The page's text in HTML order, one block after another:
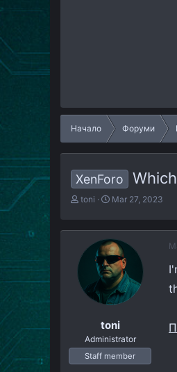
Начало Форуми
XenForo
T
d
t
r
toni
S
t
d
a
t
e
Mar 27, 2023
toni
Administrator
Staff member